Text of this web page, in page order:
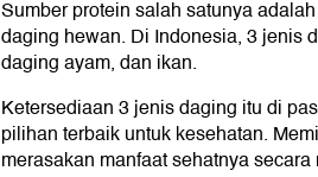
Sumber protein salah satunya
daging hewan. Di Indonesia, 3 jenis
daging ayam, dan ikan.
Ketersediaan 3 jenis daging itu di
pilihan terbaik untuk kesehatan.
merasakan manfaat sehatnya secara